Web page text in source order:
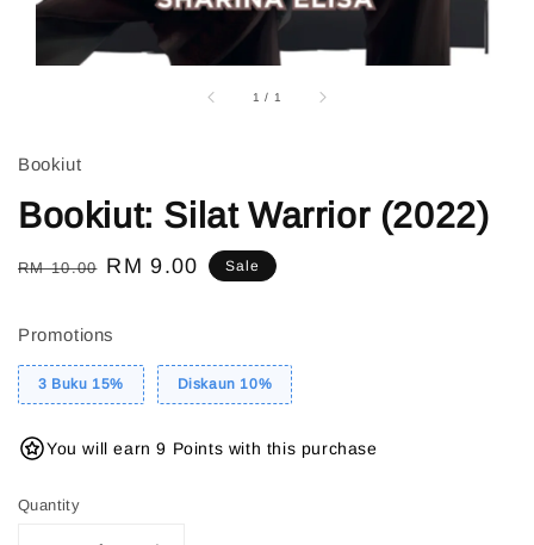
1 / 1
Bookiut
Bookiut: Silat Warrior (2022)
Regular
RM 10.00 Sale
RM 9.00 Sale
Promotions
3 Buku 15% Diskaun 10%
You will earn 9 Points with this purchase
Quantity